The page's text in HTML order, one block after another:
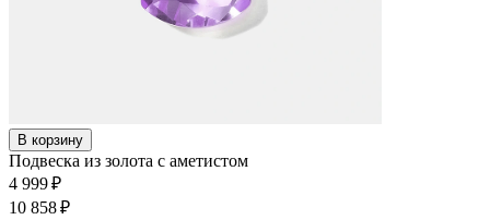
В корзину
Подвеска из золота с аметистом
4 999 ₽
10 858 ₽